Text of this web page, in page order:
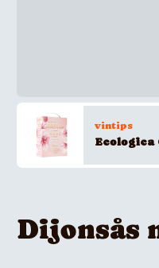
vintips
Ecologica
Dijonsås